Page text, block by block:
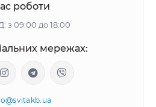
роботи
з 09:00 до 18:00
мережах: